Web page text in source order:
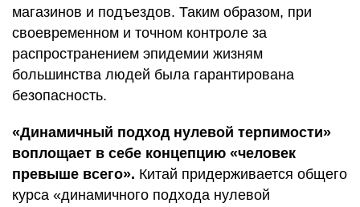
магазинов и подъездов. Таким образом, при
своевременном и точном контроле за
распространением эпидемии жизням
большинства людей была гарантирована
безопасность.
«Динамичный подход нулевой терпимости»
воплощает в себе концепцию «человек
превыше всего». Китай придерживается общего
курса «динамичного подхода нулевой